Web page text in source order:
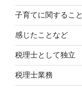
子育てに関すること
感じたことなど
税理士として独立
税理士業務